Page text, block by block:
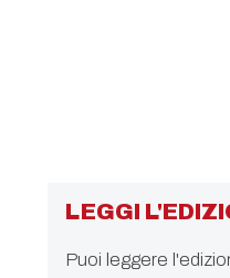
LEGGI
Puoi leggere